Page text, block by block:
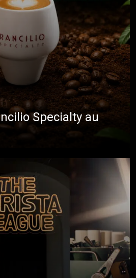
Specialty au